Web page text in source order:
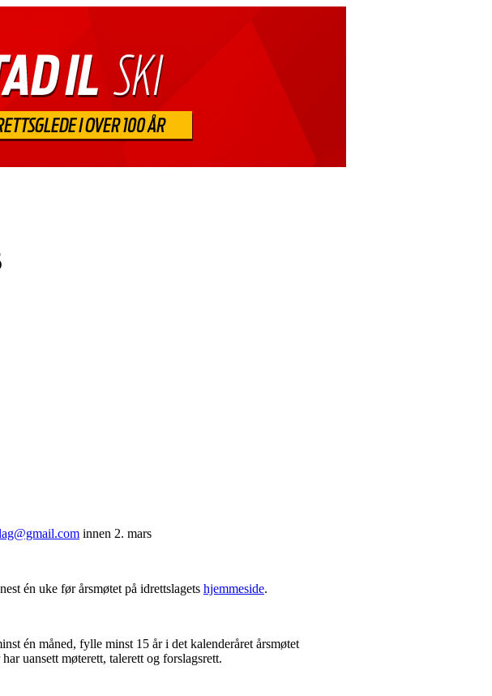
innen 2. mars
én uke før årsmøtet på idrettslagets hjemmeside.
én måned, fylle minst 15 år i det kalenderåret årsmøtet
uansett møterett, talerett og forslagsrett.